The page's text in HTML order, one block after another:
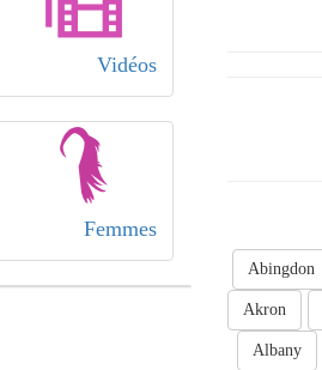
Abingdon
Akron
Albany
Vidéos
Femmes